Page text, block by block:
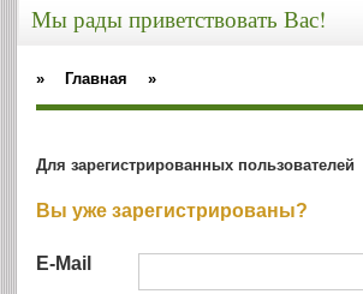
Мы рады приветствовать Вас!
» Главная »
Для зарегистрированных пользователей
Вы уже зарегистрированы?
E-Mail